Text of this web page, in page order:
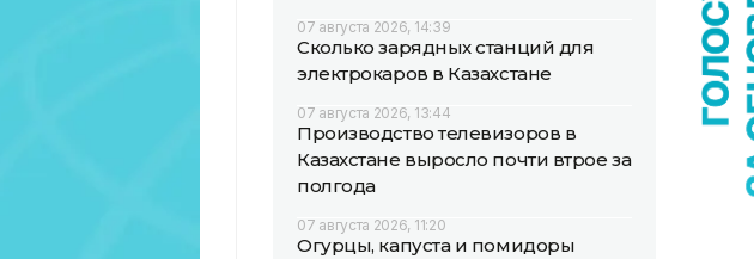
07 августа 2026, 14:39
Сколько зарядных станций для
электрокаров в Казахстане
07 августа 2026, 13:44
Производство телевизоров в
Казахстане выросло почти втрое за
полгода
07 августа 2026, 11:20
Огурцы, капуста и помидоры